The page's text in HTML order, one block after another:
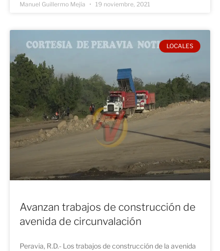
Manuel Guillermo Mejía 19 noviembre, 2021
LOCALES
Avanzan trabajos de construcción de
avenida de circunvalación
Peravia, R.D.- Los trabajos de construcción de la avenida